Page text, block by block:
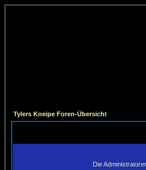
Tylers Kneipe Foren-Übersicht
Die